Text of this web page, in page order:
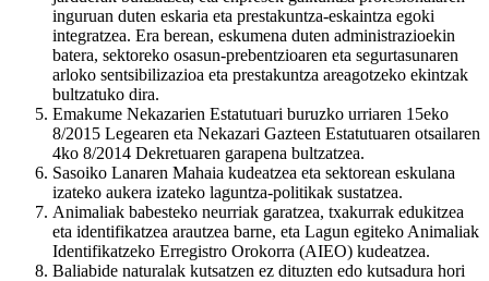
inguruan duten eskaria eta prestakuntza-eskaintza egoki
integratzea. Era berean, eskumena duten administrazioekin
batera, sektoreko osasun-prebentzioaren eta segurtasunaren
arloko sentsibilizazioa eta prestakuntza areagotzeko ekintzak
bultzatuko dira.
Emakume Nekazarien Estatutuari buruzko urriaren 15eko
8/2015 Legearen eta Nekazari Gazteen Estatutuaren otsailaren
4ko 8/2014 Dekretuaren garapena bultzatzea.
Sasoiko Lanaren Mahaia kudeatzea eta sektorean eskulana
izateko aukera izateko laguntza-politikak sustatzea.
Animaliak babesteko neurriak garatzea, txakurrak edukitzea
eta identifikatzea arautzea barne, eta Lagun egiteko Animaliak
Identifikatzeko Erregistro Orokorra (AIEO) kudeatzea.
Baliabide naturalak kutsatzen ez dituzten edo kutsadura hori